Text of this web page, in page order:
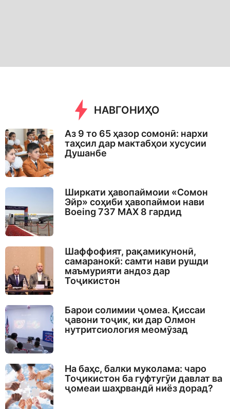
НАВГОНИҲО
Аз 9 то 65 ҳазор сомонӣ: нархи
таҳсил дар мактабҳои хусусии
Душанбе
Ширкати ҳавопаймоии «Сомон
Эйр» соҳиби ҳавопаймои нави
Boeing 737 MAX 8 гардид
Шаффофият, рақамикунонӣ,
самаранокӣ: самти нави рушди
маъмурияти андоз дар
Тоҷикистон
Барои солимии ҷомеа. Қиссаи
ҷавони тоҷик, ки дар Олмон
нутритсиология меомӯзад
На баҳс, балки муколама: чаро
Тоҷикистон ба гуфтугӯи давлат ва
ҷомеаи шаҳрвандӣ ниёз дорад?